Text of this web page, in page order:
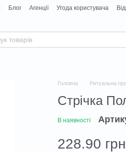
Блог Агенції Угода користувача
Головна Ритуальна
Стрічка
В наявності
228.90 грн